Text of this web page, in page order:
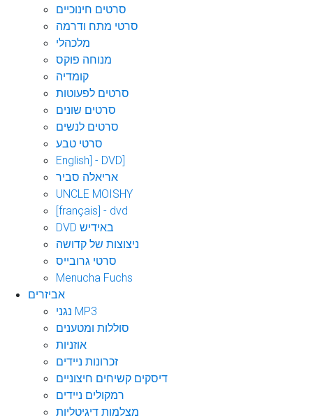
סרטים חינוכיים
סרטי מתח ודרמה
מלכהלי
מנוחה פוקס
קומדיה
סרטים לפעוטות
סרטים שונים
סרטים לנשים
סרטי טבע
English] - DVD]
אריאלה סביר
UNCLE MOISHY
[français] - dvd
DVD באידיש
ניצוצות של קדושה
סרטי גרובייס
Menucha Fuchs
אביזרים
נגני MP3
סוללות ומטענים
אוזניות
זכרונות ניידים
דיסקים קשיחים חיצוניים
רמקולים ניידים
מצלמות דיגיטליות